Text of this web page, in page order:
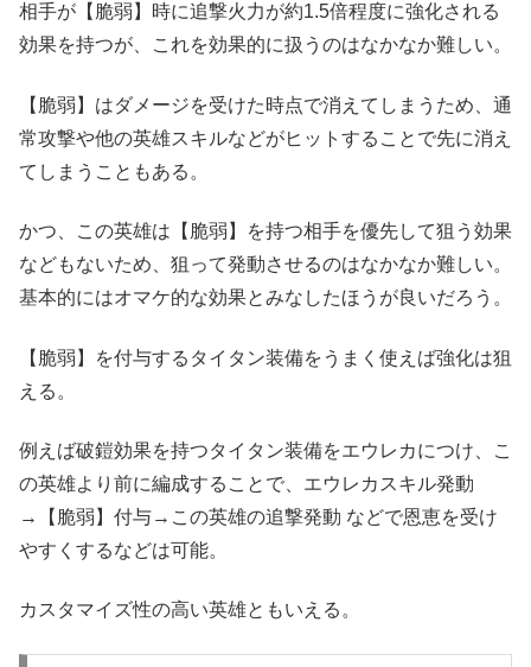
相手が【脆弱】時に追撃火力が約1.5倍程度に強化される
効果を持つが、これを効果的に扱うのはなかなか難しい。
【脆弱】はダメージを受けた時点で消えてしまうため、通
常攻撃や他の英雄スキルなどがヒットすることで先に消え
てしまうこともある。
かつ、この英雄は【脆弱】を持つ相手を優先して狙う効果
などもないため、狙って発動させるのはなかなか難しい。
基本的にはオマケ的な効果とみなしたほうが良いだろう。
【脆弱】を付与するタイタン装備をうまく使えば強化は狙
える。
例えば破鎧効果を持つタイタン装備をエウレカにつけ、こ
の英雄より前に編成することで、エウレカスキル発動
→【脆弱】付与→この英雄の追撃発動 などで恩恵を受け
やすくするなどは可能。
カスタマイズ性の高い英雄ともいえる。